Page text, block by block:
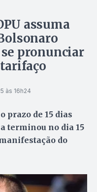
assuma
pronunciar
às 16h24
prazo de 15 dias
terminou no dia 15
do